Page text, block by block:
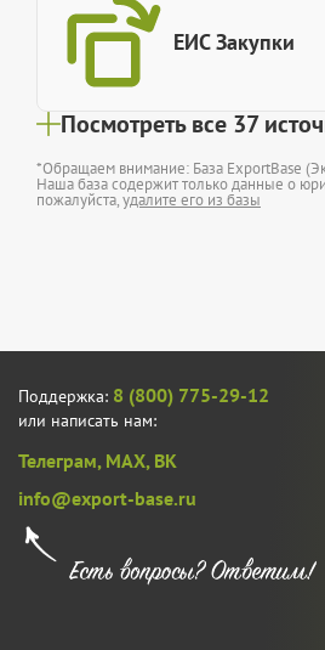
ЕИС Закупки
Посмотреть все 37
*Обращаем внимание: База ExportBase
Наша база содержит только данные о
пожалуйста,удалите его из базы
Поддержка: 8 (800) 775-29-12
или написать нам:
Телеграм, MAX, ВК
info@export-base.ru